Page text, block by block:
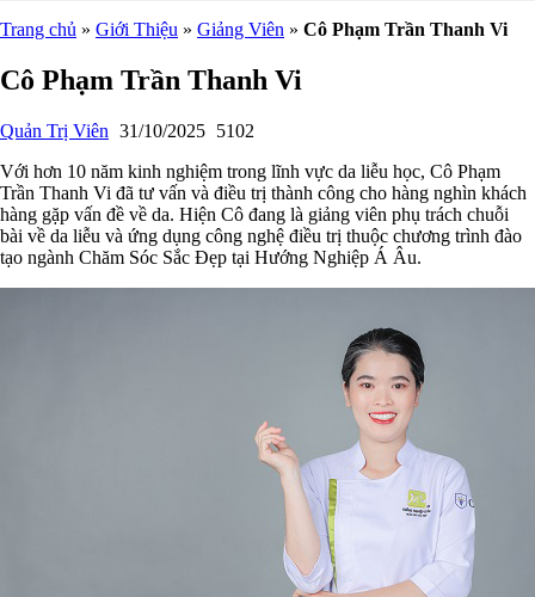
Trang chủ » Giới Thiệu » Giảng Viên » Cô Phạm Trần Thanh Vi
Cô Phạm Trần Thanh Vi
Quản Trị Viên 31/10/2025 5102
Với hơn 10 năm kinh nghiệm trong lĩnh vực da liễu học, Cô Phạm
Trần Thanh Vi đã tư vấn và điều trị thành công cho hàng nghìn khách
hàng gặp vấn đề về da. Hiện Cô đang là giảng viên phụ trách chuỗi
bài về da liễu và ứng dụng công nghệ điều trị thuộc chương trình đào
tạo ngành Chăm Sóc Sắc Đẹp tại Hướng Nghiệp Á Âu.